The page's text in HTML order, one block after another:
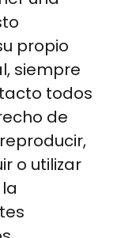
propio
siempre
todos
de
o utilizar